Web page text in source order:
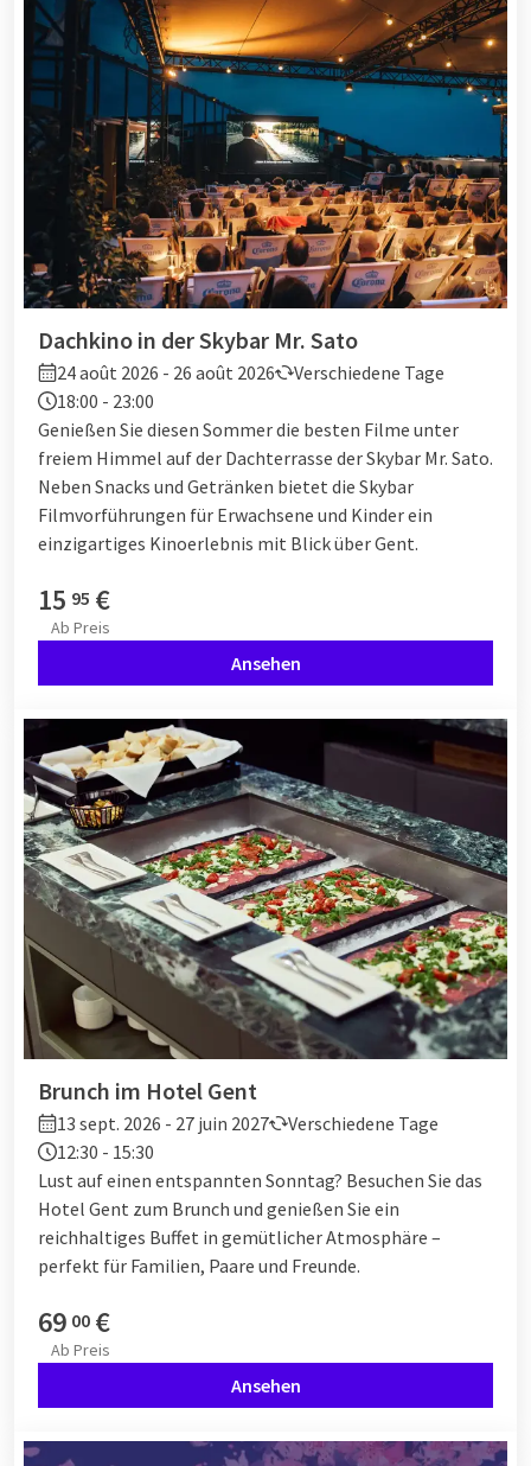
Dachkino in der Skybar Mr. Sato
24 août 2026 - 26 août 2026
Verschiedene Tage
18:00 - 23:00
Genießen Sie diesen Sommer die besten Filme unter
freiem Himmel auf der Dachterrasse der Skybar Mr. Sato.
Neben Snacks und Getränken bietet die Skybar
Filmvorführungen für Erwachsene und Kinder ein
einzigartiges Kinoerlebnis mit Blick über Gent.
15 95 €
Ab Preis
Ansehen
Brunch im Hotel Gent
13 sept. 2026 - 27 juin 2027
Verschiedene Tage
12:30 - 15:30
Lust auf einen entspannten Sonntag? Besuchen Sie das
Hotel Gent zum Brunch und genießen Sie ein
reichhaltiges Buffet in gemütlicher Atmosphäre –
perfekt für Familien, Paare und Freunde.
69 00 €
Ab Preis
Ansehen